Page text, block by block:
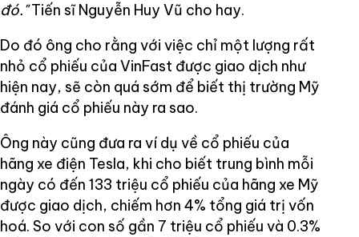
đó."Tiến sĩ Nguyễn Huy Vũ cho hay.
Do đó ông cho rằng với việc chỉ một lượng rất
nhỏ cổ phiếu của VinFast được giao dịch như
hiện nay, sẽ còn quá sớm để biết thị trường Mỹ
đánh giá cổ phiếu này ra sao.
Ông này cũng đưa ra ví dụ về cổ phiếu của
hãng xe điện Tesla, khi cho biết trung bình mỗi
ngày có đến 133 triệu cổ phiếu của hãng xe Mỹ
được giao dịch, chiếm hơn 4% tổng giá trị vốn
hoá. So với con số gần 7 triệu cổ phiếu và 0.3%